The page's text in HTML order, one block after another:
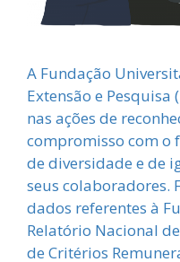
A Fundação
Extensão e Pesquisa
nas ações de
compromisso com o
de diversidade e de
seus colaboradores.
dados referentes à
Relatório Nacional
de Critérios